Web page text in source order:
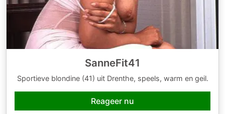
SanneFit41
Sportieve blondine (41) uit Drenthe, speels, warm en geil.
Reageer nu